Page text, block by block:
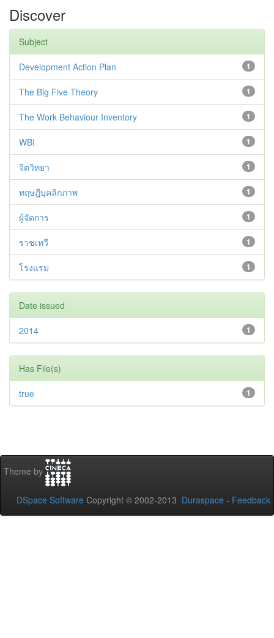
Discover
Subject
1
Development Action Plan
1
The Big Five Theory
1
The Work Behaviour Inventory
1
WBI
1
จิตวิทยา
1
ทฤษฎีบุคลิกภาพ
1
ผู้จัดการ
1
ราชเทวี
1
โรงแรม
Date issued
1
2014
Has File(s)
1
true
Theme by
DSpace Software Copyright © 2002-2013 Duraspace - Feedback